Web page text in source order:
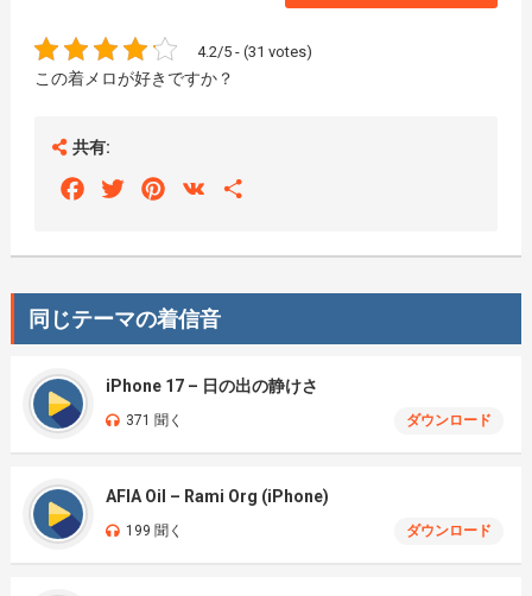
4.2/5 - (31 votes)
この着メロが好きですか？
共有:
FacebookTwitterPinterest
VK
同じテーマの着信音
iPhone 17 – 日の出の静けさ
371 聞く ダウンロード
AFIA Oil – Rami Org (iPhone)
199 聞く ダウンロード